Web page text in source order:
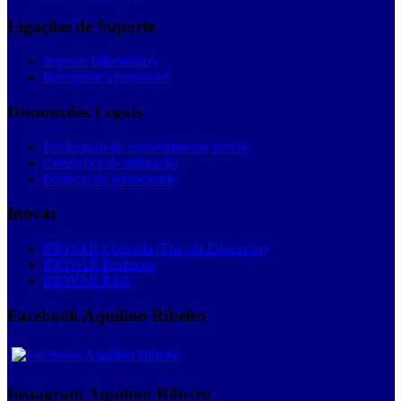
Ligações de Suporte
Suporte Informático
Recuperar a password
Disposições Legais
Declaração de consentimento prévio
Condições de utilização
Politicas de privacidade
Inovar
INOVAR Consulta (Enc. de Educação)
INOVAR Professor
INOVAR PAA
Facebook Aquilino Ribeiro
Instagram Aquilino Ribeiro